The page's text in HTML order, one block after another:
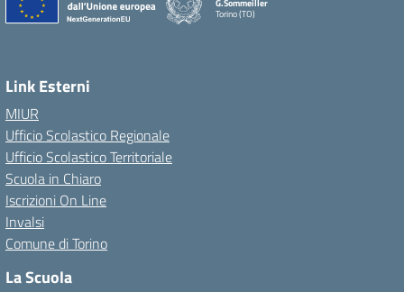
G.Sommeiller
Torino (TO)
Link Esterni
MIUR
Ufficio Scolastico Regionale
Ufficio Scolastico Territoriale
Scuola in Chiaro
Iscrizioni On Line
Invalsi
Comune di Torino
La Scuola